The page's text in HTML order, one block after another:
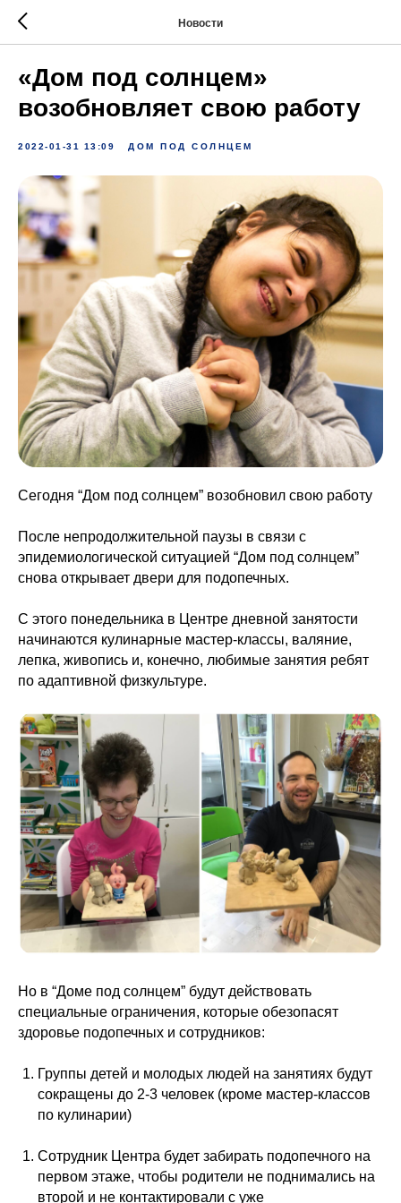
Новости
«Дом под солнцем»
возобновляет свою работу
2022-01-31 13:09 ДОМ ПОД СОЛНЦЕМ
Сегодня “Дом под солнцем” возобновил свою работу
После непродолжительной паузы в связи с
эпидемиологической ситуацией “Дом под солнцем”
снова открывает двери для подопечных.
С этого понедельника в Центре дневной занятости
начинаются кулинарные мастер-классы, валяние,
лепка, живопись и, конечно, любимые занятия ребят
по адаптивной физкультуре.
Но в “Доме под солнцем” будут действовать
специальные ограничения, которые обезопасят
здоровье подопечных и сотрудников:
Группы детей и молодых людей на занятиях будут
сокращены до 2-3 человек (кроме мастер-классов
по кулинарии)
Сотрудник Центра будет забирать подопечного на
первом этаже, чтобы родители не поднимались на
второй и не контактировали с уже